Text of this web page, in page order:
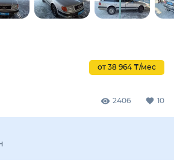
от 38 964 ₸/мес
2406 10